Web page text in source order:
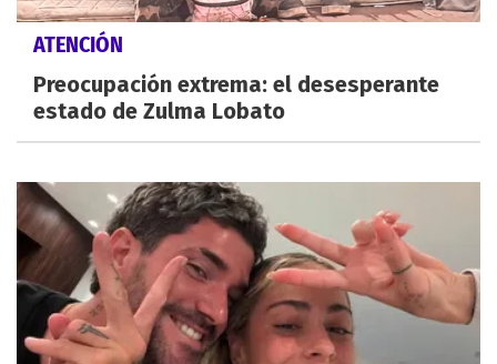
ATENCIÓN
Preocupación extrema: el desesperante
estado de Zulma Lobato